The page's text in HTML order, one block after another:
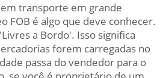
transporte em grande
FOB é algo que deve conhecer.
a Bordo'. Isso significa
forem carregadas no
passa do vendedor para o